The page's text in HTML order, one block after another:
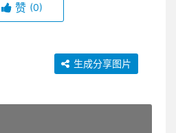
赞 (0)
生成分享图片